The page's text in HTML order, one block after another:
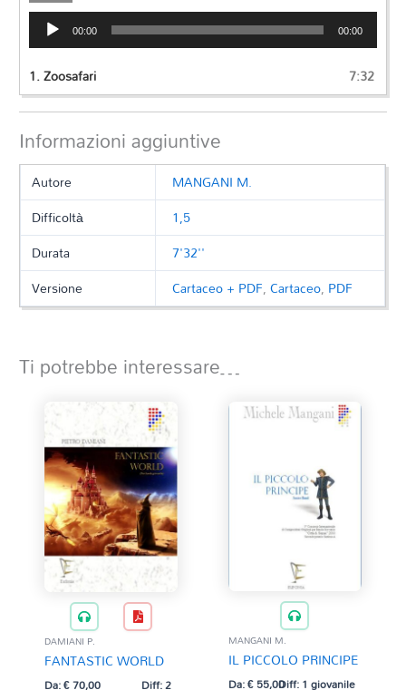
Audio
Player 00:00 00:00
1.Zoosafari 7:32
Informazioni aggiuntive
Autore
MANGANI M.
Difficoltà
1,5
Durata
7'32''
Versione
Cartaceo + PDF,Cartaceo, PDF
Ti potrebbe interessare…
DAMIANI P.
FANTASTIC WORLD
Da:€70,00 Diff: 2
MANGANI M.
IL PICCOLO PRINCIPE
Da:€55,00Diff: 1 giovanile